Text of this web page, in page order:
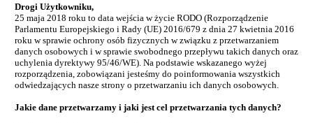
Drogi Użytkowniku,
25 maja 2018 roku to data wejścia w życie RODO (Rozporządzenie
Parlamentu Europejskiego i Rady (UE) 2016/679 z dnia 27 kwietnia 2016
roku w sprawie ochrony osób fizycznych w związku z przetwarzaniem
danych osobowych i w sprawie swobodnego przepływu takich danych oraz
uchylenia dyrektywy 95/46/WE). Na podstawie wskazanego wyżej
rozporządzenia, zobowiązani jesteśmy do poinformowania wszystkich
odwiedzających nasze strony o przetwarzaniu ich danych osobowych.
Jakie dane przetwarzamy i jaki jest cel przetwarzania tych danych?